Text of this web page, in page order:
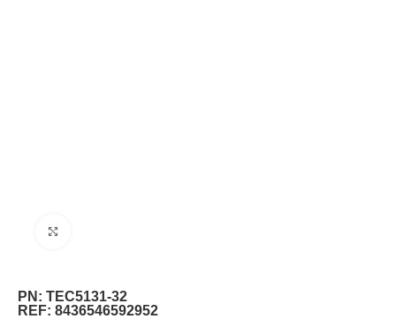
PN:TEC5131-32
REF:8436546592952